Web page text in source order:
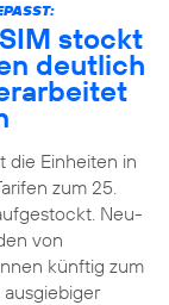
stockt
deutlich
die Einheiten in
zum 25.
Neu-
von
künftig zum